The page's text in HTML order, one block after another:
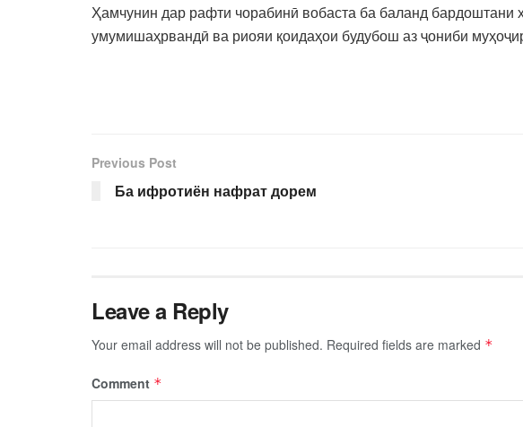
Ҳамчунин дар рафти чорабинӣ вобаста ба баланд бардоштани
умумишаҳрвандӣ ва риояи қоидаҳои будубош аз ҷониби
Previous Post
Ба ифротиён нафрат дорем
Leave a Reply
Your email address will not be published. Required fields are marked *
Comment *